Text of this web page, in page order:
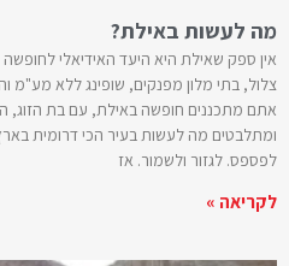
מה לעשות באילת?
אין ספק שאילת היא היעד האידיאלי
צלול, בתי מלון מפנקים, שופינג ללא מע"מ
אתם מתכננים חופשה באילת, עם בת הזוג,
ומתלבטים מה לעשות בעיר הכי דרומית
לפספס. לגזור ולשמור. אז
לקריאה »